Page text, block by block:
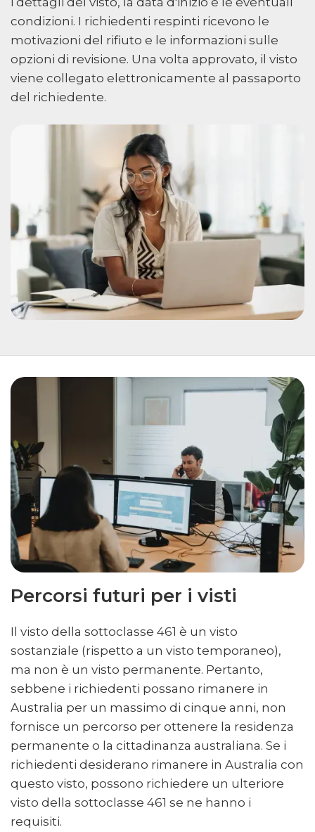
condizioni. I richiedenti respinti ricevono le
motivazioni del rifiuto e le informazioni sulle
opzioni di revisione. Una volta approvato, il visto
viene collegato elettronicamente al passaporto
del richiedente.
Percorsi futuri per i visti
Il visto della sottoclasse 461 è un visto
sostanziale (rispetto a un visto temporaneo),
ma non è un visto permanente. Pertanto,
sebbene i richiedenti possano rimanere in
Australia per un massimo di cinque anni, non
fornisce un percorso per ottenere la residenza
permanente o la cittadinanza australiana. Se i
richiedenti desiderano rimanere in Australia con
questo visto, possono richiedere un ulteriore
visto della sottoclasse 461 se ne hanno i
requisiti.